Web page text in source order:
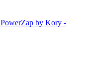
PowerZap by Kory -